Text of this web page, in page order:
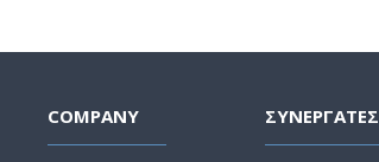
COMPANY ΣΥΝΕΡΓΑΤΕΣ